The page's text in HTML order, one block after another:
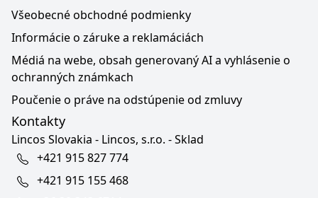
Všeobecné obchodné podmienky
Informácie o záruke a reklamáciách
Médiá na webe, obsah generovaný AI a vyhlásenie o
ochranných známkach
Poučenie o práve na odstúpenie od zmluvy
Kontakty
Lincos Slovakia - Lincos, s.r.o. - Sklad
+421 915 827 774
+421 915 155 468